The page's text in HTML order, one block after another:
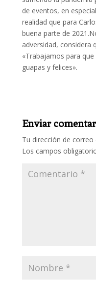
de eventos, en
realidad que para
buena parte de
adversidad, considera
«Trabajamos para
guapas y felices».
Enviar
Tu dirección de
Los campos